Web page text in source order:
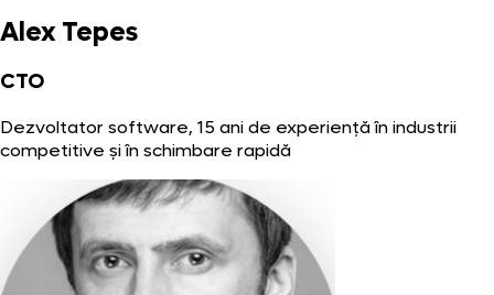
Alex Tepes
CTO
Dezvoltator software, 15 ani de experiență în industrii
competitive și în schimbare rapidă